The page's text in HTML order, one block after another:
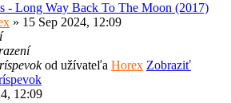
- Long Way Back To The Moon (2017)
» 15 Sep 2024, 12:09
od užívateľa Horex Zobraziť
12:09